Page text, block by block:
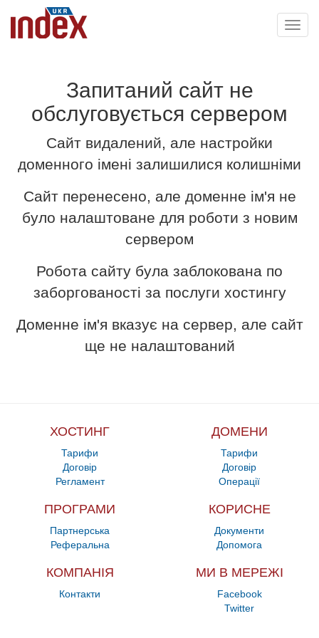
Запитаний сайт не
обслуговується сервером
Сайт видалений, але настройки
доменного імені залишилися колишніми
Сайт перенесено, але доменне ім'я не
було налаштоване для роботи з новим
сервером
Робота сайту була заблокована по
заборгованості за послуги хостингу
Доменне ім'я вказує на сервер, але сайт
ще не налаштований
ХОСТИНГ
Тарифи
Договір
Регламент
ДОМЕНИ
Тарифи
Договір
Операції
ПРОГРАМИ
Партнерська
Реферальна
КОРИСНЕ
Документи
Допомога
КОМПАНІЯ
Контакти
МИ В МЕРЕЖІ
Facebook
Twitter